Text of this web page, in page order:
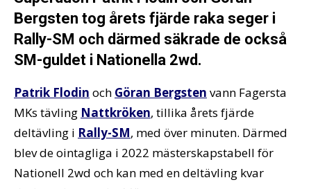
Bergsten tog årets fjärde raka seger i
Rally-SM och därmed säkrade de också
SM-guldet i Nationella 2wd.
Patrik Flodin och Göran Bergsten vann Fagersta
MKs tävling Nattkröken, tillika årets fjärde
deltävling i Rally-SM, med över minuten. Därmed
blev de ointagliga i 2022 mästerskapstabell för
Nationell 2wd och kan med en deltävling kvar